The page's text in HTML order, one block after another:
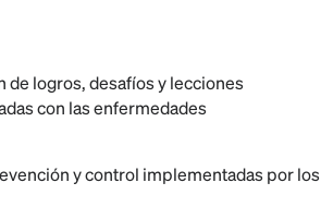
de logros, desafíos y lecciones
con las enfermedades
y control implementadas por los